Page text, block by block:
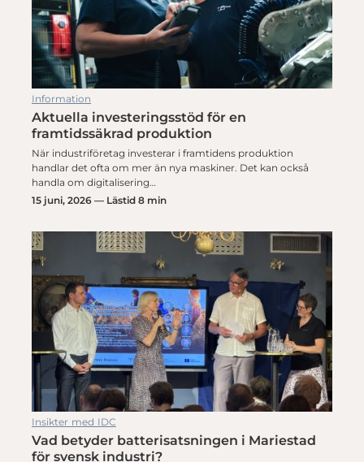
Information
Aktuella investeringsstöd för en
framtidssäkrad produktion
När industriföretag investerar i framtidens produktion
handlar det ofta om mer än nya maskiner. Det kan också
handla om digitalisering…
15 juni, 2026 — Lästid 8 min
Insikter med IDC
Vad betyder batterisatsningen i Mariestad
för svensk industri?